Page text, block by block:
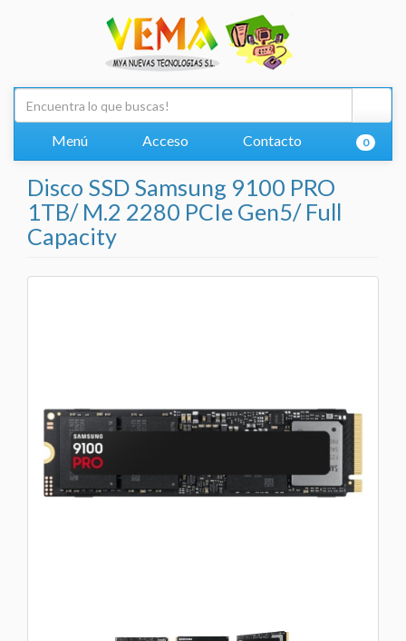
Menú Acceso Contacto 0
Disco SSD Samsung 9100 PRO
1TB/ M.2 2280 PCIe Gen5/ Full
Capacity